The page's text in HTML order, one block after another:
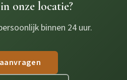
onze locatie?
binnen 24 uur.